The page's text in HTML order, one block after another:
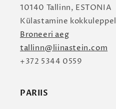
10140 Tallinn, ESTONIA
Külastamine kokkuleppel
Broneeri aeg
tallinn@liinastein.com
+372 5344 0559
PARIIS